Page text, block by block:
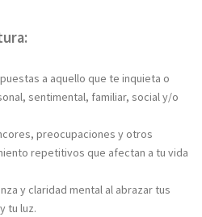
a aquello que te inquieta o
sentimental, familiar, social y/o
preocupaciones y otros
repetitivos que afectan a tu vida
y claridad mental al abrazar tus
tu luz.